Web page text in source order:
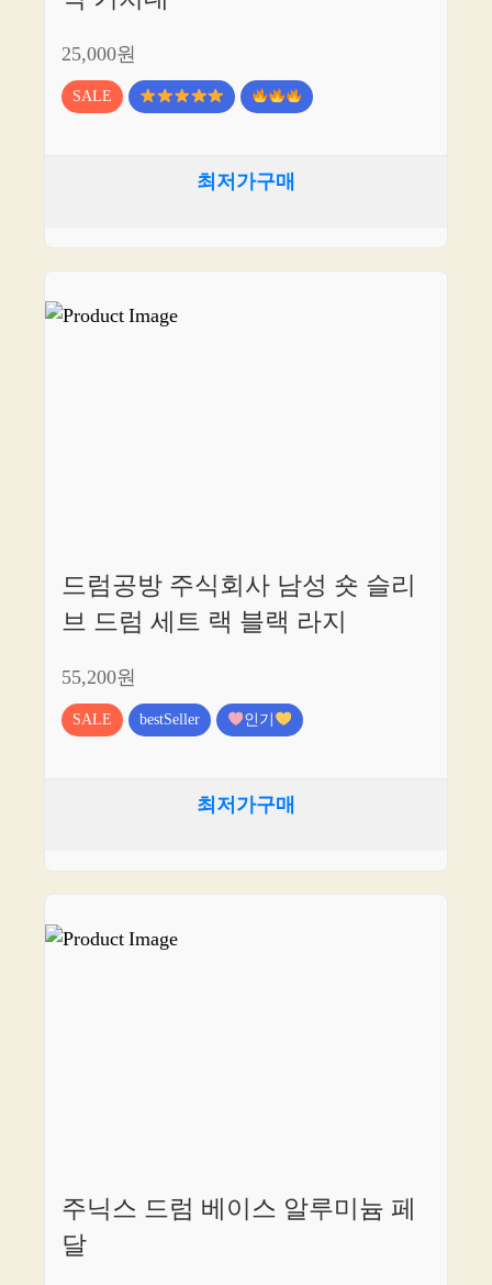
25,000원
SALE
최저가구매
드럼공방 주식회사 남성 숏 슬리
브 드럼 세트 랙 블랙 라지
55,200원
SALE bestSeller 인기
최저가구매
주닉스 드럼 베이스 알루미늄 페
달